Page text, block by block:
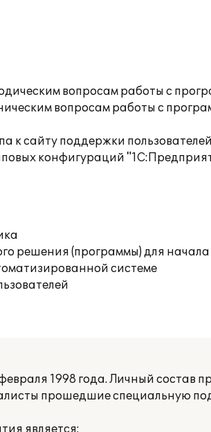
вопросам работы с
вопросам работы с
к сайту поддержки пользователей
конфигураций
решения (программы) для начала
системе
1998 года. Личный состав
прошедшие специальную
является: